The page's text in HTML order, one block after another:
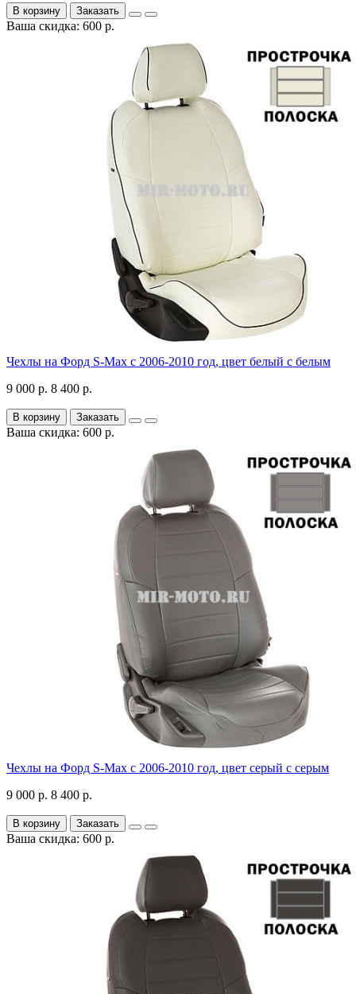
В корзину Заказать
Ваша скидка: 600 р.
Чехлы на Форд S-Max с 2006-2010 год, цвет белый с белым
9 000 р. 8 400 р.
В корзину Заказать
Ваша скидка: 600 р.
Чехлы на Форд S-Max с 2006-2010 год, цвет серый с серым
9 000 р. 8 400 р.
В корзину Заказать
Ваша скидка: 600 р.